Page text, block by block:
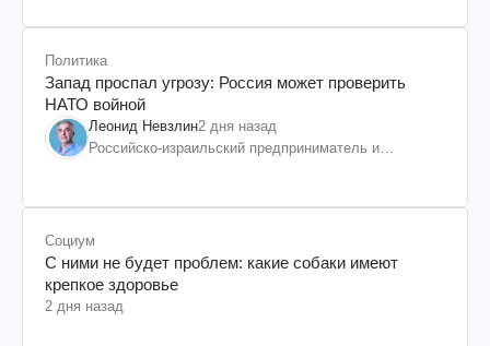
Политика
Запад проспал угрозу: Россия может проверить
НАТО войной
Леонид Невзлин2 дня назад
Российско-израильский предприниматель и
Социум
С ними не будет проблем: какие собаки имеют
крепкое здоровье
2 дня назад